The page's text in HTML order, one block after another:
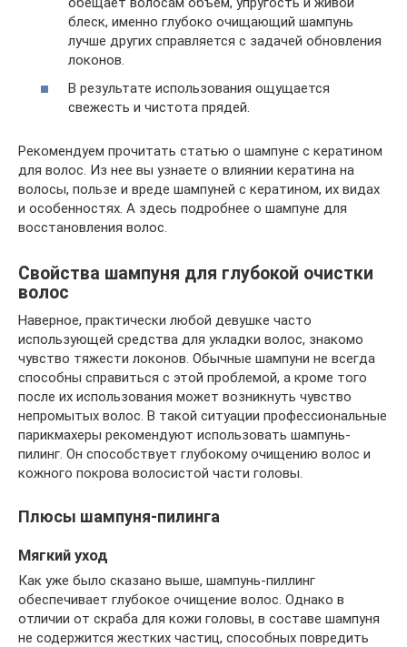
блеск, именно глубоко очищающий шампунь
лучше других справляется с задачей обновления
локонов.
В результате использования ощущается
свежесть и чистота прядей.
Рекомендуем прочитать статью о шампуне с кератином
для волос. Из нее вы узнаете о влиянии кератина на
волосы, пользе и вреде шампуней с кератином, их видах
и особенностях. А здесь подробнее о шампуне для
восстановления волос.
Свойства шампуня для глубокой очистки
волос
Наверное, практически любой девушке часто
использующей средства для укладки волос, знакомо
чувство тяжести локонов. Обычные шампуни не всегда
способны справиться с этой проблемой, а кроме того
после их использования может возникнуть чувство
непромытых волос. В такой ситуации профессиональные
парикмахеры рекомендуют использовать шампунь-
пилинг. Он способствует глубокому очищению волос и
кожного покрова волосистой части головы.
Плюсы шампуня-пилинга
Мягкий уход
Как уже было сказано выше, шампунь-пиллинг
обеспечивает глубокое очищение волос. Однако в
отличии от скраба для кожи головы, в составе шампуня
не содержится жестких частиц, способных повредить